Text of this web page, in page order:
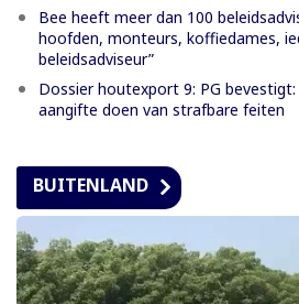
Bee heeft meer dan 100
hoofden, monteurs, koffiedames,
beleidsadviseur”
Dossier houtexport 9: PG
aangifte doen van strafbare feiten
BUITENLAND